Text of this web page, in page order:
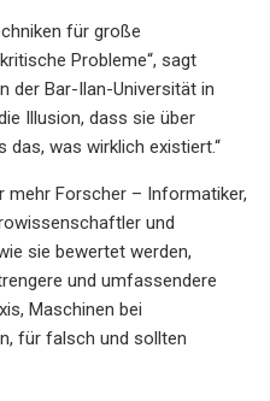
für große
Probleme“, sagt
der Bar-Ilan-Universität in
Illusion, dass sie über
das, was wirklich existiert.“
mehr Forscher – Informatiker,
und
sie bewertet werden,
und umfassendere
Maschinen bei
für falsch und sollten